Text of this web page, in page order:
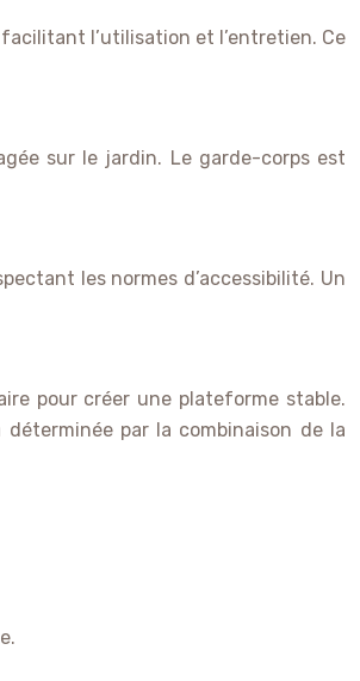
l’utilisation et l’entretien. Ce
sur le jardin. Le garde-corps est
les normes d’accessibilité. Un
pour créer une plateforme stable.
par la combinaison de la